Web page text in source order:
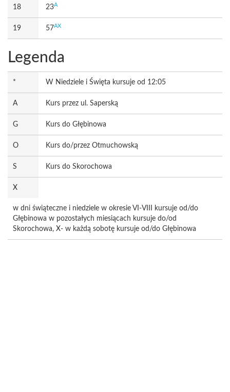
18 23A
19 57AX
Legenda
* W Niedziele i Święta kursuje od 12:05
A Kurs przez ul. Saperską
G Kurs do Głębinowa
O Kurs do/przez Otmuchowską
S Kurs do Skorochowa
X
w dni świąteczne i niedziele w okresie VI-VIII kursuje od/do
Głębinowa w pozostałych miesiącach kursuje do/od
Skorochowa, X- w każdą sobotę kursuje od/do Głębinowa